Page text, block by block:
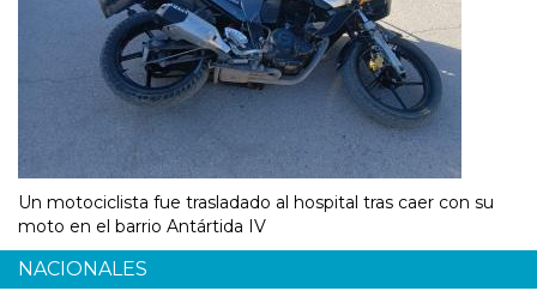
Un motociclista fue trasladado al hospital tras caer con su
moto en el barrio Antártida IV
NACIONALES